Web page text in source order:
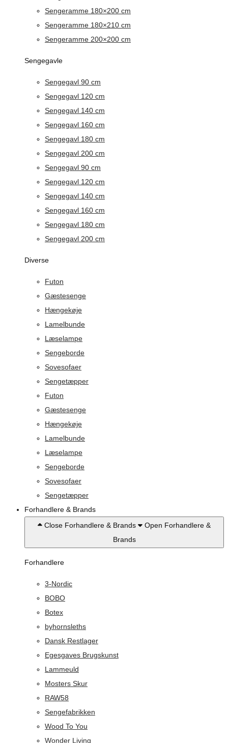
Sengeramme 180×200 cm
Sengeramme 180×210 cm
Sengeramme 200×200 cm
Sengegavle
Sengegavl 90 cm
Sengegavl 120 cm
Sengegavl 140 cm
Sengegavl 160 cm
Sengegavl 180 cm
Sengegavl 200 cm
Sengegavl 90 cm
Sengegavl 120 cm
Sengegavl 140 cm
Sengegavl 160 cm
Sengegavl 180 cm
Sengegavl 200 cm
Diverse
Futon
Gæstesenge
Hængekøje
Lamelbunde
Læselampe
Sengeborde
Sovesofaer
Sengetæpper
Futon
Gæstesenge
Hængekøje
Lamelbunde
Læselampe
Sengeborde
Sovesofaer
Sengetæpper
Forhandlere & Brands
Close Forhandlere & Brands
Open Forhandlere &
Brands
Forhandlere
3-Nordic
BOBO
Botex
byhornsleths
Dansk Restlager
Egesgaves Brugskunst
Lammeuld
Mosters Skur
RAW58
Sengefabrikken
Wood To You
Wonder Living